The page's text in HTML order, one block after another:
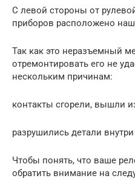
С левой стороны от
приборов расположено
Так как это неразъемный
отремонтировать его не
нескольким причинам:
контакты сгорели, вышли
разрушились детали
Чтобы понять, что ваше
обратить внимание на